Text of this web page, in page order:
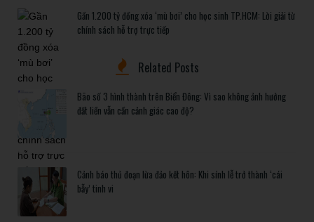
Gần 1.200 tỷ đồng xóa ‘mù bơi’ cho học sinh TP.HCM: Lời giải từ
chính sách hỗ trợ trực tiếp
Related Posts
Bão số 3 hình thành trên Biển Đông: Vì sao không ảnh hưởng
đất liền vẫn cần cảnh giác cao độ?
Cảnh báo thủ đoạn lừa đảo kết hôn: Khi sính lễ trở thành ‘cái
bẫy’ tinh vi